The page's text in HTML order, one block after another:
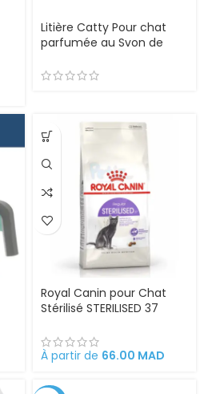
Litière Catty Pour chat
parfumée au Svon de
Royal Canin pour Chat
Stérilisé STERILISED 37
À partir de 66.00 MAD